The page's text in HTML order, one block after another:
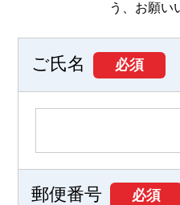
う、お願い
ご氏名 必須
郵便番号 必須